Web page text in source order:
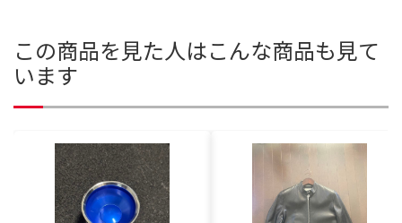
この商品を見た人はこんな商品も見て
います